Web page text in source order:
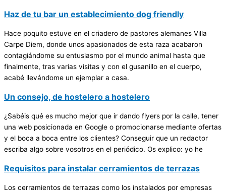
Haz de tu bar un establecimiento dog friendly
Hace poquito estuve en el criadero de pastores alemanes Villa
Carpe Diem, donde unos apasionados de esta raza acabaron
contagiándome su entusiasmo por el mundo animal hasta que
finalmente, tras varias visitas y con el gusanillo en el cuerpo,
acabé llevándome un ejemplar a casa.
Un consejo, de hostelero a hostelero
¿Sabéis qué es mucho mejor que ir dando flyers por la calle, tener
una web posicionada en Google o promocionarse mediante ofertas
y el boca a boca entre los clientes? Conseguir que un redactor
escriba algo sobre vosotros en el periódico. Os explico: yo he
Requisitos para instalar cerramientos de terrazas
Los cerramientos de terrazas como los instalados por empresas